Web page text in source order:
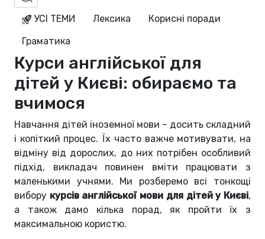
УСІ ТЕМИ Лексика
Корисні поради
Граматика
Курси англійської для
дітей у Києві: обираємо та
вчимося
Навчання дітей іноземної мови – досить складний
і копіткий процес. Їх часто важче мотивувати, на
відміну від дорослих, до них потрібен особливий
підхід, викладач повинен вміти працювати з
маленькими учнями. Ми розберемо всі тонкощі
вибору курсів англійської мови для дітей у Києві,
а також дамо кілька порад, як пройти їх з
максимальною користю.